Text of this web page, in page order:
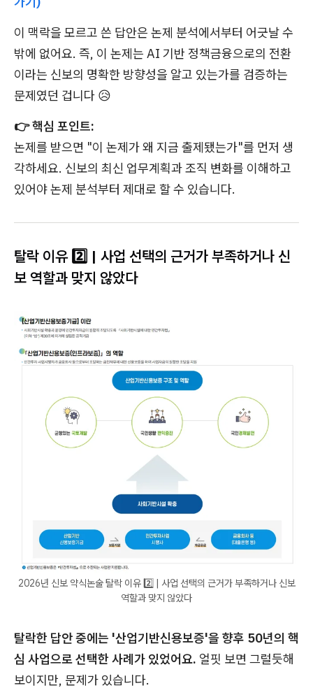
이 맥락을 모르고 쓴 답안은 논제 분석에서부터 어긋날 수
밖에 없어요. 즉, 이 논제는 AI 기반 정책금융으로의 전환
이라는 신보의 명확한 방향성을 알고 있는가를 검증하는
문제였던 겁니다 😥
👉 핵심 포인트:
논제를 받으면 "이 논제가 왜 지금 출제됐는가"를 먼저 생
각하세요. 신보의 최신 업무계획과 조직 변화를 이해하고
있어야 논제 분석부터 제대로 할 수 있습니다.
탈락 이유 2️⃣ | 사업 선택의 근거가 부족하거나 신
보 역할과 맞지 않았다
2026년 신보 약식논술 탈락 이유 2️⃣ | 사업 선택의 근거가 부족하거나 신보
역할과 맞지 않았다
탈락한 답안 중에는 '산업기반신용보증'을 향후 50년의 핵
심 사업으로 선택한 사례가 있었어요. 얼핏 보면 그럴듯해
보이지만, 문제가 있습니다.